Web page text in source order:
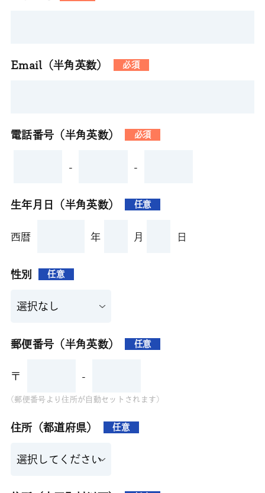
Email（半角英数） 必須
電話番号（半角英数） 必須
- -
生年月日（半角英数） 任意
西暦 年 月 日
性別 任意
郵便番号（半角英数） 任意
〒 -
(郵便番号より住所が自動セットされます)
住所（都道府県） 任意